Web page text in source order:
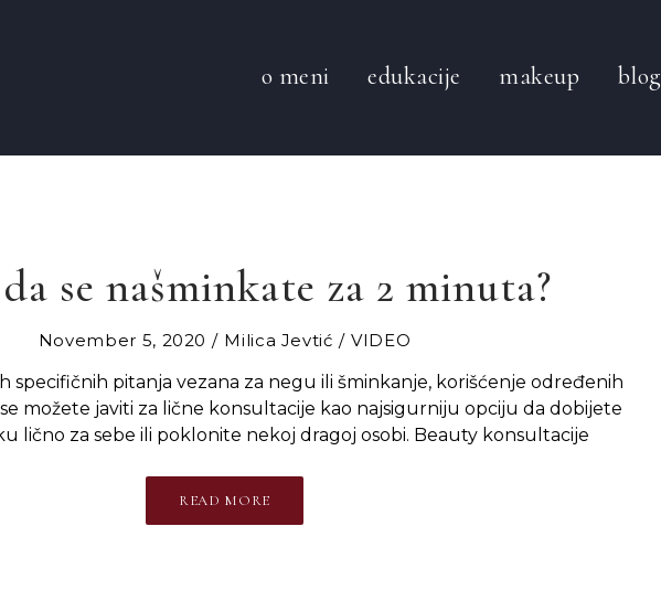
o meni edukacije makeup blog
se našminkate za 2 minuta?
November 5, 2020 Milica Jevtić
VIDEO
specifičnih pitanja vezana za negu ili šminkanje, korišćenje određenih
možete javiti za lične konsultacije kao najsigurniju opciju da dobijete
lično za sebe ili poklonite nekoj dragoj osobi. Beauty konsultacije
READ MORE